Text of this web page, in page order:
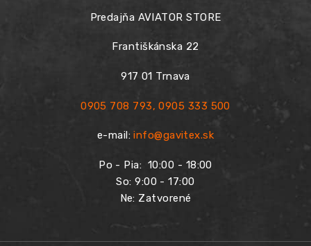
Predajňa AVIATOR STORE
Františkánska 22
917 01 Trnava
0905 708 793,0905 333 500
e-mail:info@gavitex.sk
Po - Pia:10:00 - 18:00
So: 9:00 - 17:00
Ne: Zatvorené